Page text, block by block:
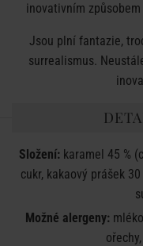
inovativním
Jsou plní fantazie,
surrealismus.
Složení:karamel 45 %
cukr, kakaový prášek
Možné alergeny: